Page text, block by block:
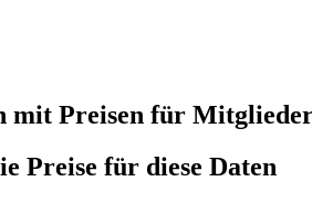
mit Preisen für
Preise für diese Daten